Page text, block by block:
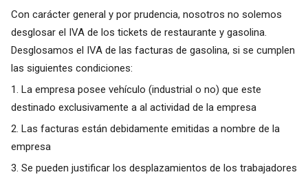
Con carácter general y por prudencia, nosotros no solemos
desglosar el IVA de los tickets de restaurante y gasolina.
Desglosamos el IVA de las facturas de gasolina, si se cumplen
las siguientes condiciones:
1. La empresa posee vehículo (industrial o no) que este
destinado exclusivamente a al actividad de la empresa
2. Las facturas están debidamente emitidas a nombre de la
empresa
3. Se pueden justificar los desplazamientos de los trabajadores